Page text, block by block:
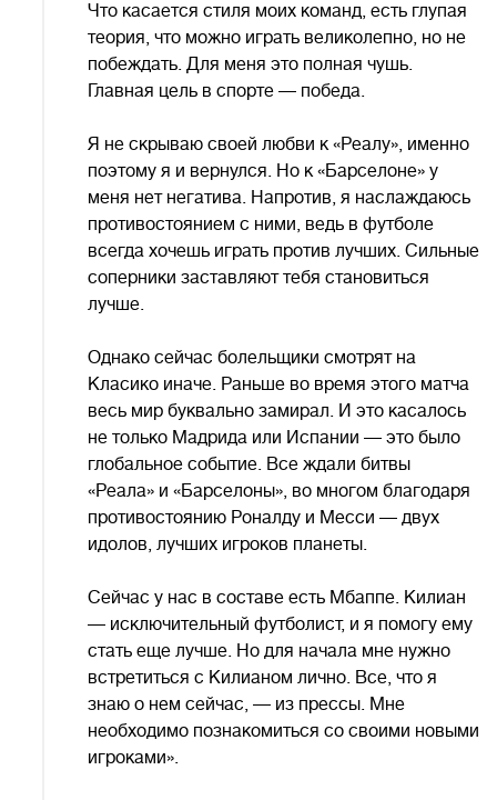
Что касается стиля моих команд, есть глупая
теория, что можно играть великолепно, но не
побеждать. Для меня это полная чушь.
Главная цель в спорте — победа.
Я не скрываю своей любви к «Реалу», именно
поэтому я и вернулся. Но к «Барселоне» у
меня нет негатива. Напротив, я наслаждаюсь
противостоянием с ними, ведь в футболе
всегда хочешь играть против лучших. Сильные
соперники заставляют тебя становиться
лучше.
Однако сейчас болельщики смотрят на
Класико иначе. Раньше во время этого матча
весь мир буквально замирал. И это касалось
не только Мадрида или Испании — это было
глобальное событие. Все ждали битвы
«Реала» и «Барселоны», во многом благодаря
противостоянию Роналду и Месси — двух
идолов, лучших игроков планеты.
Сейчас у нас в составе есть Мбаппе. Килиан
— исключительный футболист, и я помогу ему
стать еще лучше. Но для начала мне нужно
встретиться с Килианом лично. Все, что я
знаю о нем сейчас, — из прессы. Мне
необходимо познакомиться со своими новыми
игроками».